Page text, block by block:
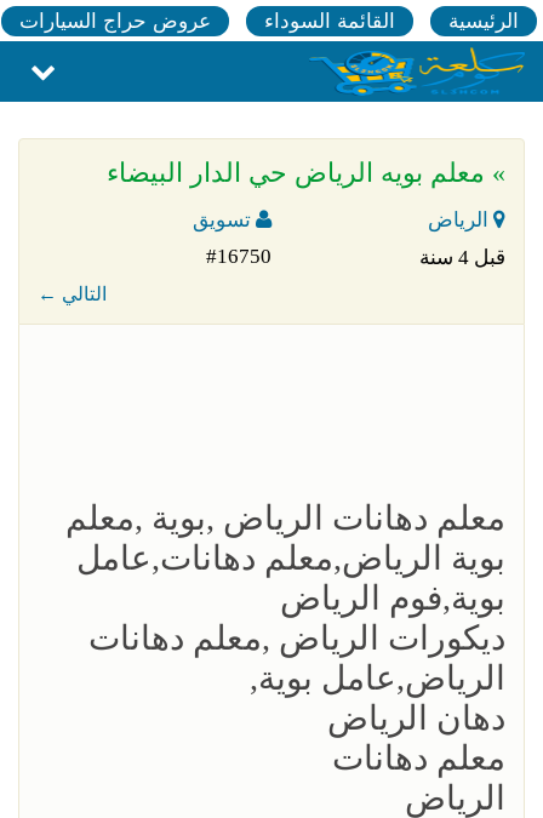
الرئيسية القائمة السوداء عروض حراج السيارات
» معلم بويه الرياض حي الدار البيضاء
الرياض
تسويق
قبل 4 سنة
#16750
← التالي
معلم دهانات الرياض ,بوية ,معلم
بوية الرياض,معلم دهانات,عامل
بوية,فوم الرياض
ديكورات الرياض ,معلم دهانات
الرياض,عامل بوية,
دهان الرياض
معلم دهانات
الرياض